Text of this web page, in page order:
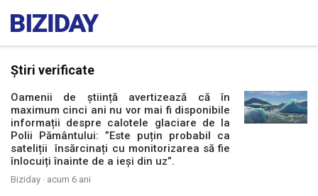
Știri verificate
Oamenii de știință avertizează că în
maximum cinci ani nu vor mai fi disponibile
informații despre calotele glaciare de la
Polii Pământului: ”Este puțin probabil ca
sateliții însărcinați cu monitorizarea să fie
înlocuiți înainte de a ieși din uz”.
Biziday · acum 6 ani